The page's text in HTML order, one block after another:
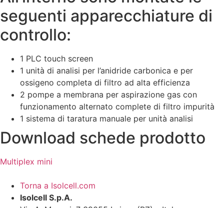
seguenti apparecchiature di
controllo:
1 PLC touch screen
1 unità di analisi per l’anidride carbonica e per
ossigeno completa di filtro ad alta efficienza
2 pompe a membrana per aspirazione gas con
funzionamento alternato complete di filtro impurità
1 sistema di taratura manuale per unità analisi
Download schede prodotto
Multiplex mini
Torna a Isolcell.com
Isolcell S.p.A.